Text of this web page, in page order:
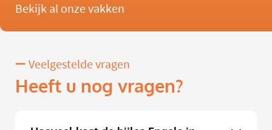
Bekijk al onze vakken
Veelgestelde vragen
Heeft u nog vragen?